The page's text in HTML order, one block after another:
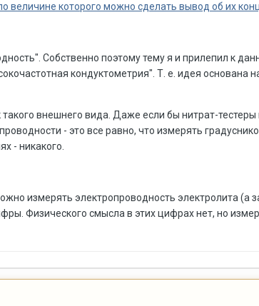
величине которого можно сделать вывод об их
Собственно поэтому тему я и прилепил к
кондуктометрия". Т. е. идея основана
внешнего вида. Даже если бы нитрат-
- это все равно, что измерять
- никакого.
измерять электропроводность электролита (а
Физического смысла в этих цифрах нет, но